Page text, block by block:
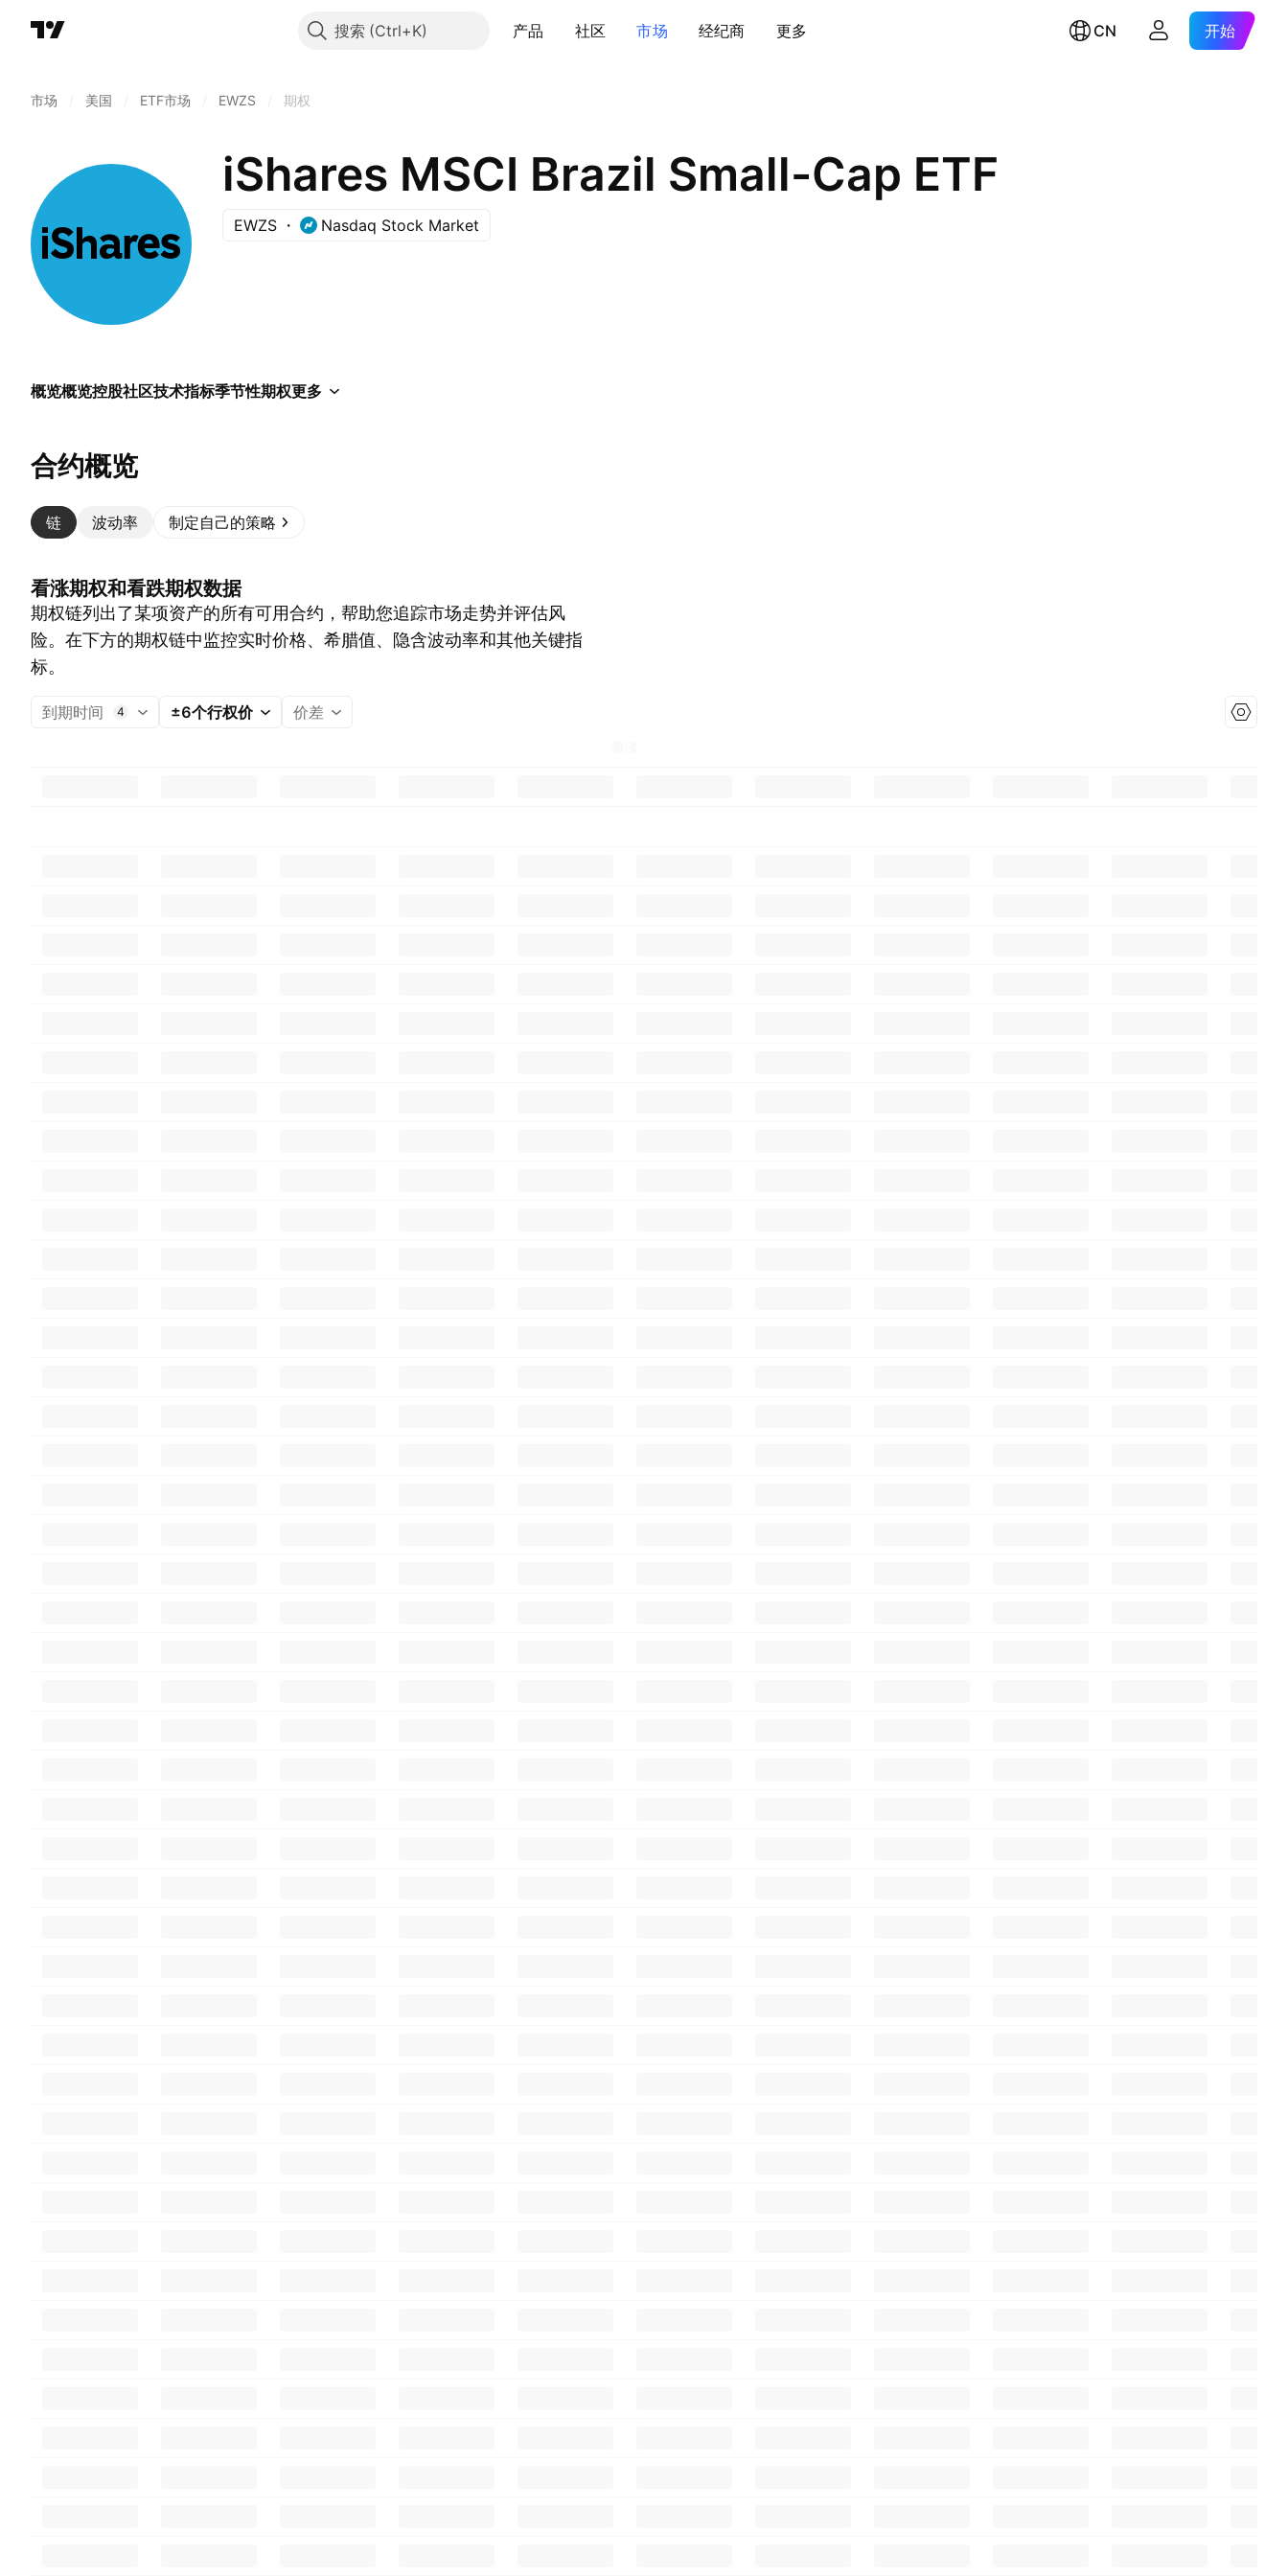
搜索 产品 社区 市场 经纪商 更多 CN 开始
市场 美国 ETF市场 EWZS 期权
iShares MSCI Brazil Small-Cap ETF
EWZS Nasdaq Stock Market
概览概览控股社区技术指标季节性期权更多
合约概览
链 波动率 制定自己的策略
看涨期权和看跌期权数据
期权链列出了某项资产的所有可用合约，帮助您追踪市场走势并评估风
险。在下方的期权链中监控实时价格、希腊值、隐含波动率和其他关键指
标。
到期时间 4 ±6个行权价 价差